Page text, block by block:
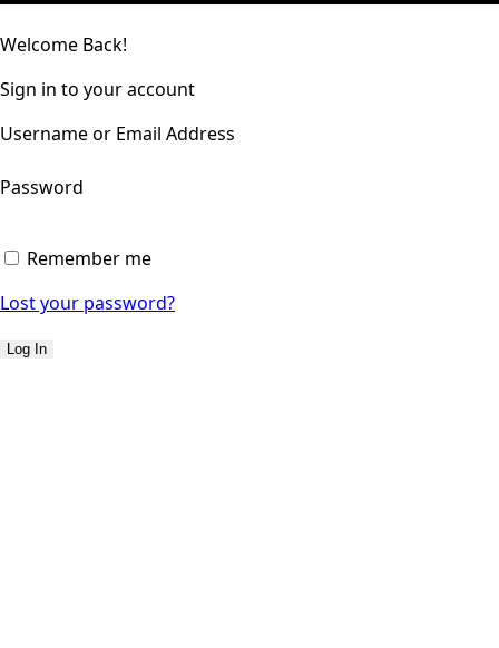
Welcome Back!
Sign in to your account
Username or Email Address
Password
Remember me
Lost your password?